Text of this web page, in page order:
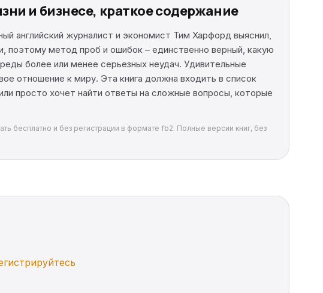
и бизнесе, краткое содержание
английский журналист и экономист Тим Харфорд выяснил,
поэтому метод проб и ошибок – единственно верный, какую
более или менее серьезных неудач. Удивительные
отношение к миру. Эта книга должна входить в список
просто хочет найти ответы на сложные вопросы, которые
бесплатно и без регистрации в формате fb2. Полные версии книг, без